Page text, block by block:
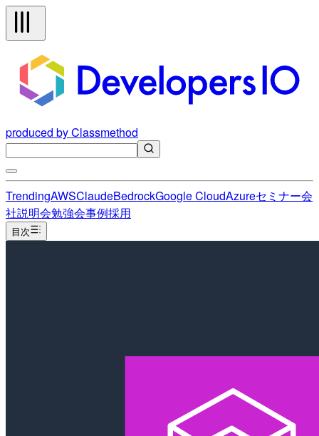
produced by Classmethod
TrendingAWSClaudeBedrockGoogle CloudAzureセミナー会
社説明会勉強会事例採用
目次